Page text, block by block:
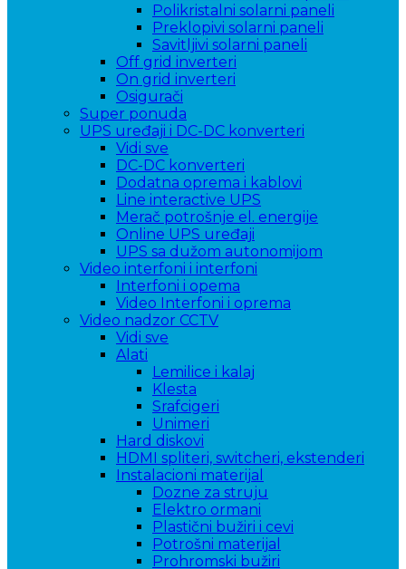
Polikristalni solarni paneli
Preklopivi solarni paneli
Savitljivi solarni paneli
Off grid inverteri
On grid inverteri
Osigurači
Super ponuda
UPS uređaji i DC-DC konverteri
Vidi sve
DC-DC konverteri
Dodatna oprema i kablovi
Line interactive UPS
Merač potrošnje el. energije
Online UPS uređaji
UPS sa dužom autonomijom
Video interfoni i interfoni
Interfoni i opema
Video Interfoni i oprema
Video nadzor CCTV
Vidi sve
Alati
Lemilice i kalaj
Klesta
Srafcigeri
Unimeri
Hard diskovi
HDMI spliteri, switcheri, ekstenderi
Instalacioni materijal
Dozne za struju
Elektro ormani
Plastični bužiri i cevi
Potrošni materijal
Prohromski bužiri